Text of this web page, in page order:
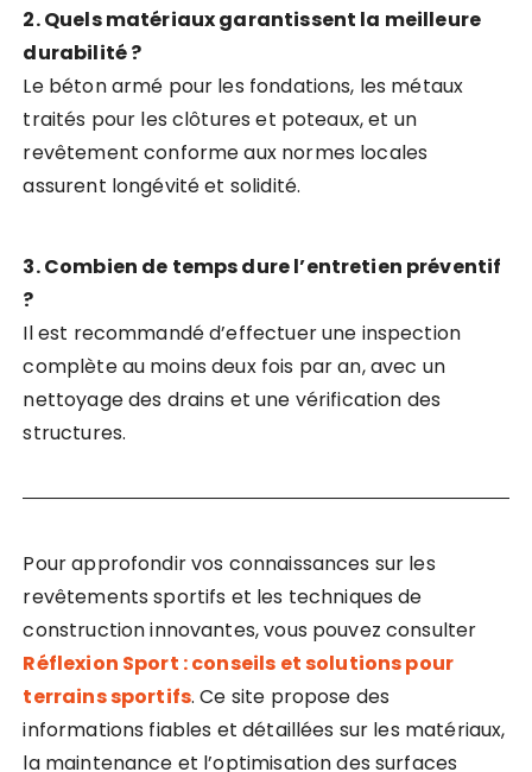
2. Quels matériaux garantissent la meilleure
durabilité ?
Le béton armé pour les fondations, les métaux
traités pour les clôtures et poteaux, et un
revêtement conforme aux normes locales
assurent longévité et solidité.
3. Combien de temps dure l’entretien préventif
?
Il est recommandé d’effectuer une inspection
complète au moins deux fois par an, avec un
nettoyage des drains et une vérification des
structures.
Pour approfondir vos connaissances sur les
revêtements sportifs et les techniques de
construction innovantes, vous pouvez consulter
Réflexion Sport : conseils et solutions pour
terrains sportifs. Ce site propose des
informations fiables et détaillées sur les matériaux,
la maintenance et l’optimisation des surfaces